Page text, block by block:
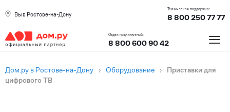
Вы в Ростове-на-Дону
Техническая поддержка:
8 800 250 77 77
Отдел подключений:
8 800 600 90 42 ≡
Дом.ру в Ростове-на-Дону › Оборудование ›
Приставки для
цифрового ТВ